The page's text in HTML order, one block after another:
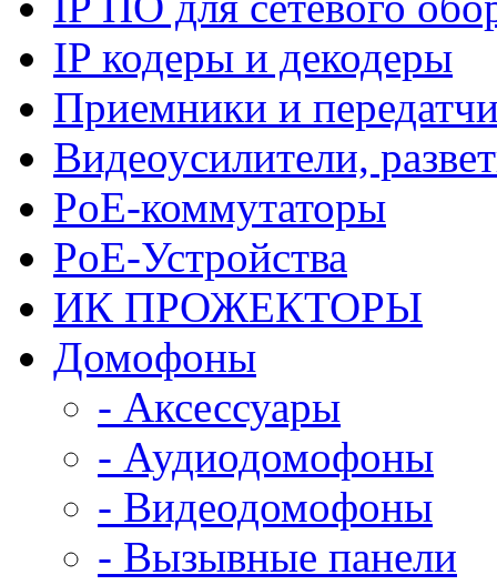
IP кодеры и декодеры
Приемники и
Видеоусилители,
PoE-коммутаторы
PoE-Устройства
ИК ПРОЖЕКТОРЫ
Домофоны
- Аксессуары
- Аудиодомофоны
- Видеодомофоны
- Вызывные панели